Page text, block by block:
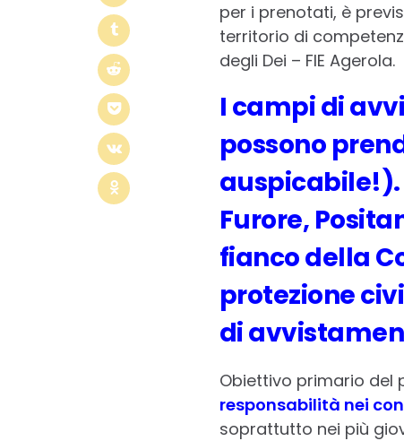
per i prenotati, è
territorio di
degli Dei – FIE Agerola.
I campi di
possono
auspicabile!).
Furore,
fianco della
protezione
di
Obiettivo primario del
responsabilità nei
soprattutto nei più